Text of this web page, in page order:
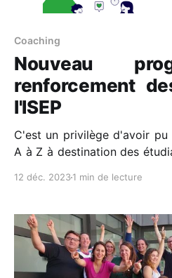
Coaching
Nouveau
renforcement
l'ISEP
C'est un privilège d'avoir
A à Z à destination des
12 déc. 20231 min de lecture